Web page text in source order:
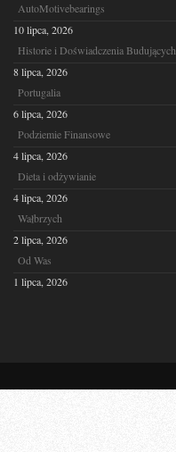
AutoMotivebearings
10 lipca, 2026
Historie i Doświadczenia Budujących
8 lipca, 2026
Portugalia
6 lipca, 2026
Podziemie Finansowe
4 lipca, 2026
Dieta i odżywianie
4 lipca, 2026
Wałbrzych
2 lipca, 2026
Od Was
1 lipca, 2026